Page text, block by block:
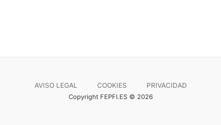
AVISO LEGAL COOKIES PRIVACIDAD
Copyright FEPFI.ES © 2026